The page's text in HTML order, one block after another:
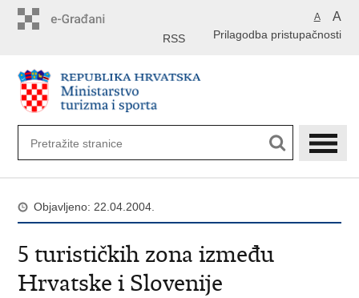
A A
Prilagodba pristupačnosti
RSS
Objavljeno: 22.04.2004.
5 turističkih zona između
Hrvatske i Slovenije